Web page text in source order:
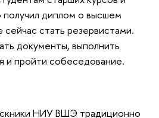
получил диплом о высшем
сейчас стать резервистами.
документы, выполнить
и пройти собеседование.
НИУ ВШЭ традиционно